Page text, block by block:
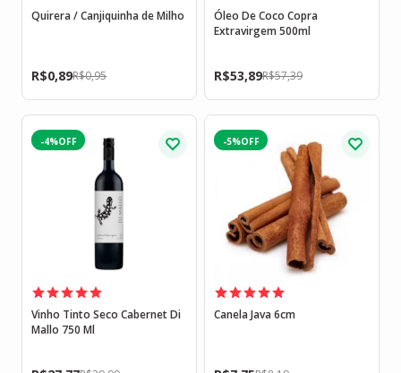
Quirera / Canjiquinha de Milho
R$0,95
R$0,89
Óleo De Coco Copra
Extravirgem 500ml
R$57,39
R$53,89
-4%
Vinho Tinto Seco Cabernet Di
Mallo 750 Ml
-5%
Canela Java 6cm